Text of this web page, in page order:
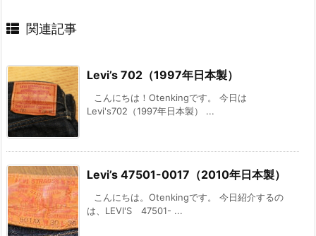
関連記事
Levi’s 702（1997年日本製）
こんにちは！Otenkingです。 今日は
Levi's702（1997年日本製） ...
Levi’s 47501-0017（2010年日本製）
こんにちは。Otenkingです。 今日紹介するの
は、LEVI'S 47501- ...